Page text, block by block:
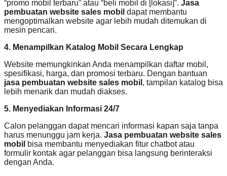
“promo mobil terbaru” atau “beli mobil di [lokasi]”. Jasa
pembuatan website sales mobil dapat membantu
mengoptimalkan website agar lebih mudah ditemukan di
mesin pencari.
4. Menampilkan Katalog Mobil Secara Lengkap
Website memungkinkan Anda menampilkan daftar mobil,
spesifikasi, harga, dan promosi terbaru. Dengan bantuan
jasa pembuatan website sales mobil , tampilan katalog bisa
lebih menarik dan mudah diakses.
5. Menyediakan Informasi 24/7
Calon pelanggan dapat mencari informasi kapan saja tanpa
harus menunggu jam kerja. Jasa pembuatan website sales
mobil bisa membantu menyediakan fitur chatbot atau
formulir kontak agar pelanggan bisa langsung berinteraksi
dengan Anda.